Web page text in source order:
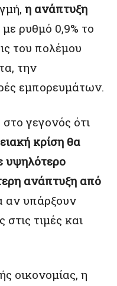
η ανάπτυξη
με ρυθμό 0,9% το
του πολέμου
την
εμπορευμάτων.
γεγονός ότι
κρίση θα
υψηλότερο
ανάπτυξη από
αν υπάρξουν
στις τιμές και
οικονομίας, η